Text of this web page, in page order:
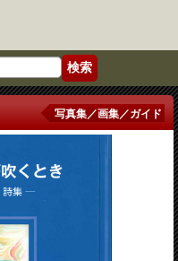
写真集／画集／ガイド